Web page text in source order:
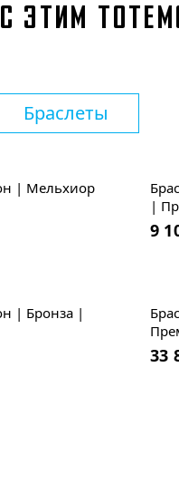
ЭТИМ
Браслеты
| Мельхиор
|
9
| Бронза |
33